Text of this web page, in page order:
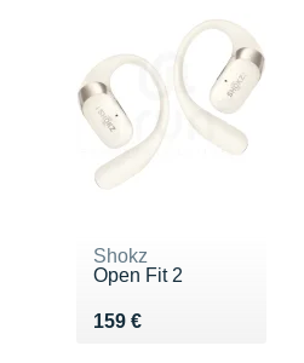
Shokz
Open Fit 2
159 €
Vendu 159 €